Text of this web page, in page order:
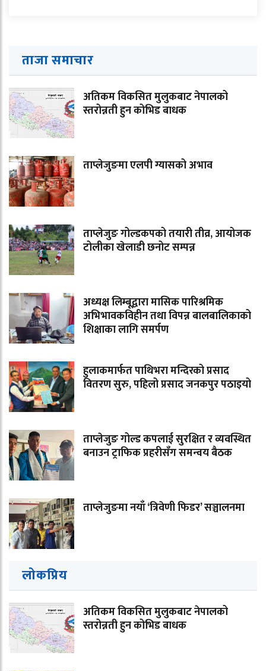
ताजा समाचार
अतिकम विकसित मुलुकबाट नेपालको
स्तरोन्नती हुन कोभिड बाधक
ताप्लेजुङमा एलपी ग्यासको अभाव
ताप्लेजुङ गोल्डकपको तयारी तीव्र, आयोजक
टोलीका खेलाडी छनोट सम्पन्न
अध्यक्ष लिम्बूद्वारा मासिक पारिश्रमिक
अभिभावकविहीन तथा विपन्न बालबालिकाको
शिक्षाका लागि समर्पण
हुलाकमार्फत पाथिभरा मन्दिरको प्रसाद
वितरण सुरु, पहिलो प्रसाद जनकपुर पठाइयो
ताप्लेजुङ गोल्ड कपलाई सुरक्षित र व्यवस्थित
बनाउन ट्राफिक प्रहरीसँग समन्वय बैठक
ताप्लेजुङमा नयाँ ‘त्रिवेणी फिडर’ सञ्चालनमा
लोकप्रिय
अतिकम विकसित मुलुकबाट नेपालको
स्तरोन्नती हुन कोभिड बाधक